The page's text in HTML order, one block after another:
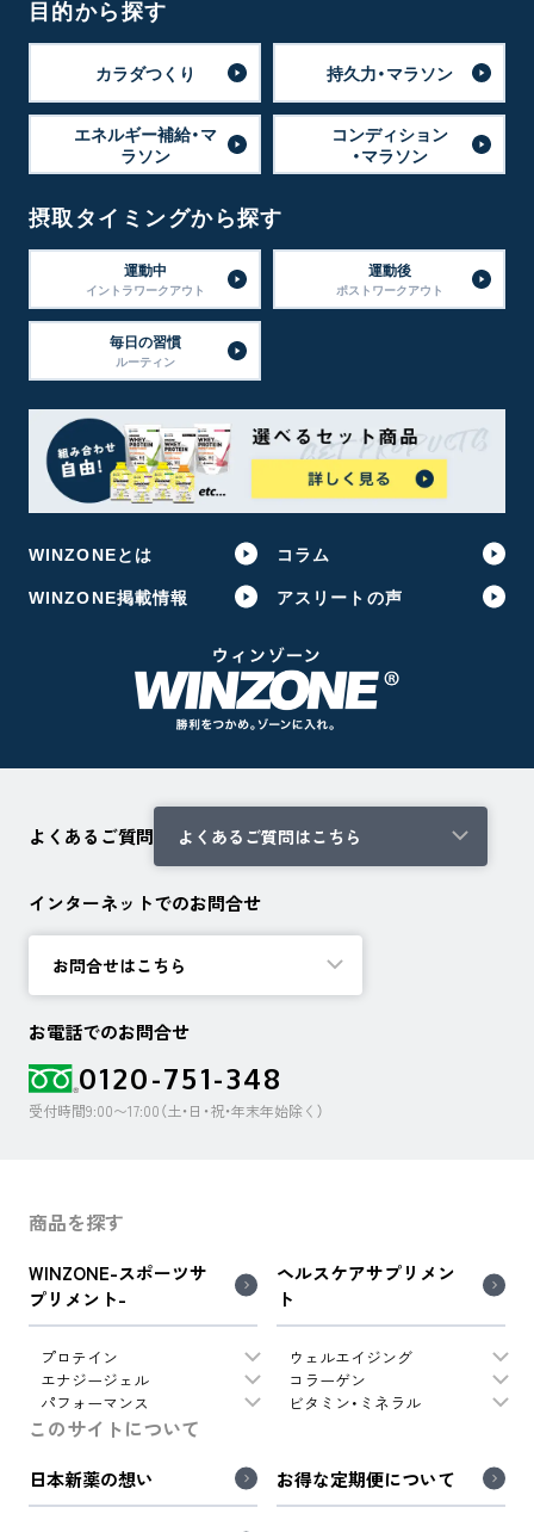
目的から探す
カラダつくり 持久力・マラソン
エネルギー補給・マ
ラソン
コンディション
・マラソン
摂取タイミングから探す
運動中
イントラワークアウト
運動後
ポストワークアウト
毎日の習慣
ルーティン
WINZONEとは
コラム
WINZONE掲載情報
アスリートの声
よくあるご質問 よくあるご質問はこちら
インターネットでのお問合せ
お問合せはこちら
お電話でのお問合せ
0120-751-348
受付時間9:00〜17:00（土・日・祝・年末年始除く）
商品を探す
WINZONE-スポーツサ
プリメント-
プロテイン
エナジージェル
パフォーマンス
ヘルスケアサプリメン
ト
ウェルエイジング
コラーゲン
ビタミン・ミネラル
このサイトについて
日本新薬の想い お得な定期便について